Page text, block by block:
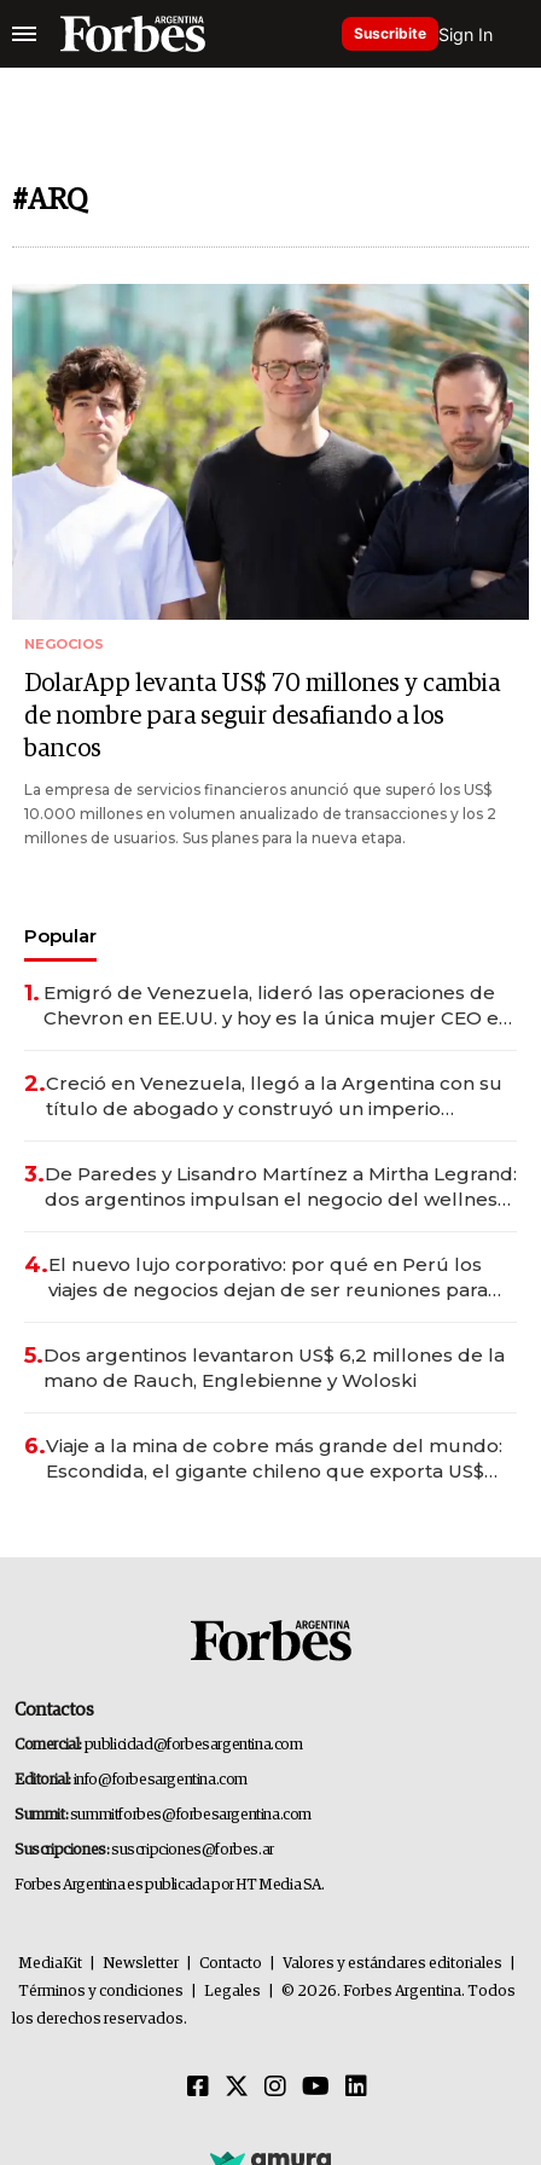
Suscribite Sign In
#ARQ
NEGOCIOS
DolarApp levanta US$ 70 millones y cambia
de nombre para seguir desafiando a los
bancos
La empresa de servicios financieros anunció que superó los US$
10.000 millones en volumen anualizado de transacciones y los 2
millones de usuarios. Sus planes para la nueva etapa.
Popular
1. Emigró de Venezuela, lideró las operaciones de
Chevron en EE.UU. y hoy es la única mujer CEO en
2.Creció en Venezuela, llegó a la Argentina con su
título de abogado y construyó un imperio
3.De Paredes y Lisandro Martínez a Mirtha Legrand:
dos argentinos impulsan el negocio del wellness
4.El nuevo lujo corporativo: por qué en Perú los
viajes de negocios dejan de ser reuniones para
5.Dos argentinos levantaron US$ 6,2 millones de la
mano de Rauch, Englebienne y Woloski
6.Viaje a la mina de cobre más grande del mundo:
Escondida, el gigante chileno que exporta US$
Contactos
Comercial:publicidad@forbesargentina.com
Editorial:info@forbesargentina.com
Summit:summitforbes@forbesargentina.com
Suscripciones:suscripciones@forbes.ar
Forbes Argentina es publicada por HT Media SA.
MediaKit Newsletter Contacto Valores y estándares editoriales
Términos y condiciones
Legales
© 2026. Forbes Argentina. Todos
los derechos reservados.